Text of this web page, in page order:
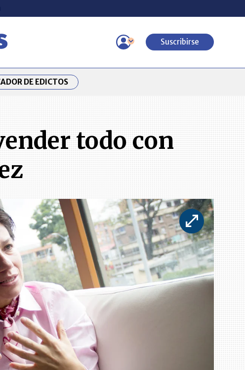
Suscribirse
DE EDICTOS
todo con